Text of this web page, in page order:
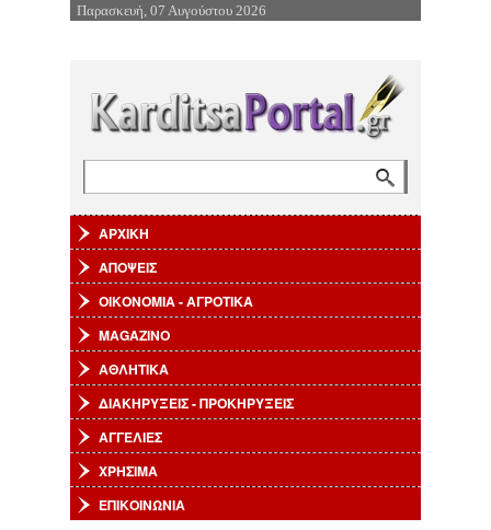
Επιστροφή στην Πλοήγηση
Παρασκευή, 07 Αυγούστου 2026
ΑΡΧΙΚΗ
ΑΠΟΨΕΙΣ
ΟΙΚΟΝΟΜΙΑ - ΑΓΡΟΤΙΚΑ
MAGAZINO
ΑΘΛΗΤΙΚΑ
ΔΙΑΚΗΡΥΞΕΙΣ - ΠΡΟΚΗΡΥΞΕΙΣ
ΑΓΓΕΛΙΕΣ
ΧΡΗΣΙΜΑ
ΕΠΙΚΟΙΝΩΝΙΑ